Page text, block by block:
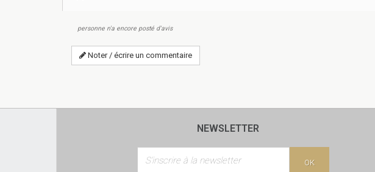
personne n'a encore posté d'avis
Noter / écrire un commentaire
NEWSLETTER
OK